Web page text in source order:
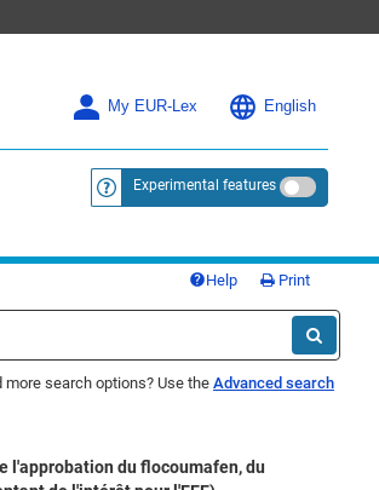
My EUR-Lex English
<a href="https://eur-lex.europa.eu/
Experimental features
Help Print
more search options? Use the Advanced search
l'approbation du flocoumafen, du